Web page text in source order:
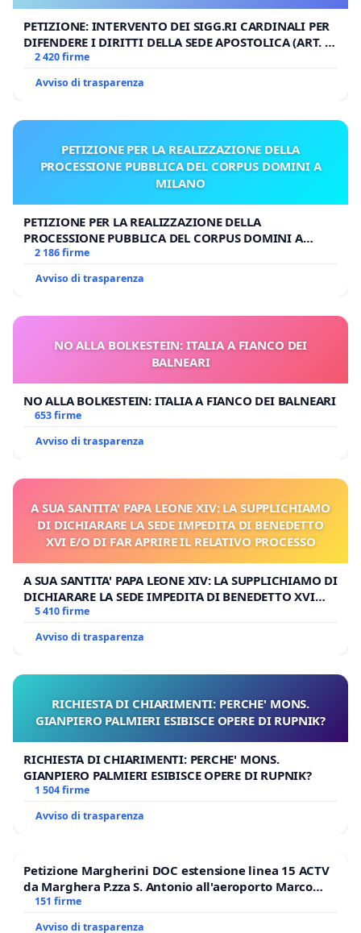
PETIZIONE: INTERVENTO DEI SIGG.RI CARDINALI PER
DIFENDERE I DIRITTI DELLA SEDE APOSTOLICA (ART. 3
UDG)
2 420 firme
Avviso di trasparenza
PETIZIONE PER LA REALIZZAZIONE DELLA
PROCESSIONE PUBBLICA DEL CORPUS DOMINI A
MILANO
PETIZIONE PER LA REALIZZAZIONE DELLA
PROCESSIONE PUBBLICA DEL CORPUS DOMINI A
MILANO
2 186 firme
Avviso di trasparenza
NO ALLA BOLKESTEIN: ITALIA A FIANCO DEI
BALNEARI
NO ALLA BOLKESTEIN: ITALIA A FIANCO DEI BALNEARI
653 firme
Avviso di trasparenza
A SUA SANTITA' PAPA LEONE XIV: LA SUPPLICHIAMO
DI DICHIARARE LA SEDE IMPEDITA DI BENEDETTO
XVI E/O DI FAR APRIRE IL RELATIVO PROCESSO
A SUA SANTITA' PAPA LEONE XIV: LA SUPPLICHIAMO DI
DICHIARARE LA SEDE IMPEDITA DI BENEDETTO XVI
E/O DI FAR APRIRE IL RELATIVO PROCESSO
5 410 firme
Avviso di trasparenza
RICHIESTA DI CHIARIMENTI: PERCHE' MONS.
GIANPIERO PALMIERI ESIBISCE OPERE DI RUPNIK?
RICHIESTA DI CHIARIMENTI: PERCHE' MONS.
GIANPIERO PALMIERI ESIBISCE OPERE DI RUPNIK?
1 504 firme
Avviso di trasparenza
Petizione Margherini DOC estensione linea 15 ACTV
da Marghera P.zza S. Antonio all'aeroporto Marco
Polo tariffa a € 1,50
151 firme
Avviso di trasparenza